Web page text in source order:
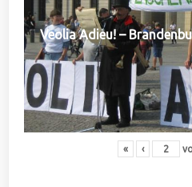
Veolia Adieu! –
« ‹